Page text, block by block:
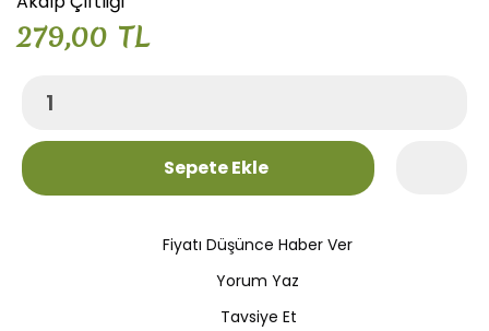
279,00 TL
Sepete Ekle
Fiyatı Düşünce Haber Ver
Yorum Yaz
Tavsiye Et